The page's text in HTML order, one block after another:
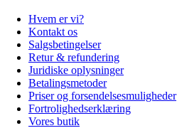
Hvem er vi?
Kontakt os
Salgsbetingelser
Retur & refundering
Juridiske oplysninger
Betalingsmetoder
Priser og forsendelsesmuligheder
Fortrolighedserklæring
Vores butik